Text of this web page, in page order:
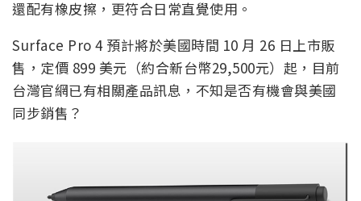
還配有橡皮擦，更符合日常直覺使用。
Surface Pro 4 預計將於美國時間 10 月 26 日上市販
售，定價 899 美元（約合新台幣29,500元）起，目前
台灣官網已有相關產品訊息，不知是否有機會與美國
同步銷售？